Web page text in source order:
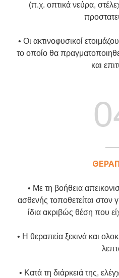
(π.χ. οπτικά νεύρα,
• Οι ακτινοφυσικοί
το οποίο θα
και
• Με τη βοήθεια
ασθενής τοποθετείται στον
ίδια ακριβώς θέση που
• Η θεραπεία ξεκινά και
• Κατά τη διάρκειά της,